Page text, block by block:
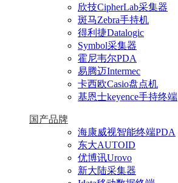
欣技CipherLab采集器
斑马Zebra手持机
得利捷Datalogic
Symbol采集器
霍尼韦尔PDA
易腾迈Intermec
卡西欧Casio盘点机
基恩士keyence手持终端
国产品牌
海康威视智能终端PDA
东大AUTOID
优博讯Urovo
新大陆采集器